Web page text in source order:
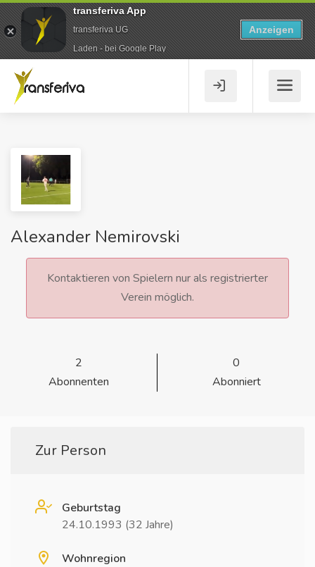
Alexander Nemirovski
Kontaktieren von Spielern nur als registrierter
Verein möglich.
2
Abonnenten
0
Abonniert
Zur Person
Geburtstag
24.10.1993 (32 Jahre)
Wohnregion
transferiva App
transferiva UG
Laden - bei Google Play
Anzeigen